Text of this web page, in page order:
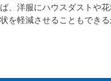
ば、洋服にハウスダストや
状を軽減させることもできる